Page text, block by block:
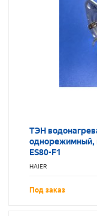
ТЭН
однорежимный,
ES80-F1
HAIER
Под заказ